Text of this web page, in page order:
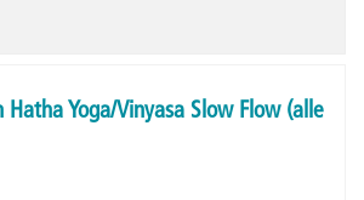
Hatha Yoga/Vinyasa Slow Flow (alle